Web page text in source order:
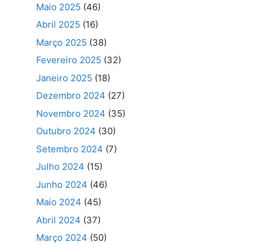
Maio 2025 (46)
Abril 2025 (16)
Março 2025 (38)
Fevereiro 2025 (32)
Janeiro 2025 (18)
Dezembro 2024 (27)
Novembro 2024 (35)
Outubro 2024 (30)
Setembro 2024 (7)
Julho 2024 (15)
Junho 2024 (46)
Maio 2024 (45)
Abril 2024 (37)
Março 2024 (50)